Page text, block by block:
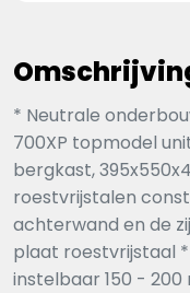
* Neutrale
700XP topmodel
bergkast,
roestvrijstalen
achterwand en de
plaat roestvrijstaal
instelbaar 150 - 200